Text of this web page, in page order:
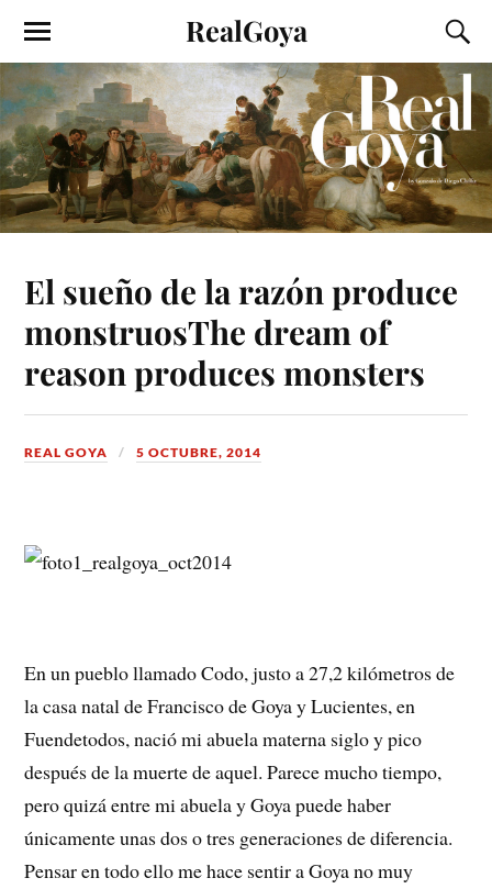
RealGoya
El sueño de la razón produce
monstruosThe dream of
reason produces monsters
REAL GOYA 5 OCTUBRE, 2014
En un pueblo llamado Codo, justo a 27,2 kilómetros de
la casa natal de Francisco de Goya y Lucientes, en
Fuendetodos, nació mi abuela materna siglo y pico
después de la muerte de aquel. Parece mucho tiempo,
pero quizá entre mi abuela y Goya puede haber
únicamente unas dos o tres generaciones de diferencia.
Pensar en todo ello me hace sentir a Goya no muy